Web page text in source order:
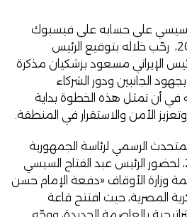
السيسي على حسابه على فيسبوك
منذ 19 يونيو 2026، رحّب خلاله بتوقيع الرئيس
الإيراني مسعود بزشكيان مذكرة
الجانبين ودور الشركاء
في أن تمثل هذه الخطوة بداية
الأمن والاستقرار في المنطقة.
الرسمي لرئاسة الجمهورية
كان بتاريخ 20 يونيو 2026، لحضور الرئيس عبد الفتاح السيسي
وزارة الأوقاف «دفعة الإمام حسن
المصرية، حيث افتتح قاعة